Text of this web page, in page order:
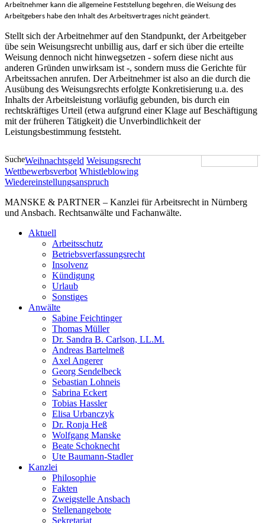
Arbeitnehmer kann die allgemeine Feststellung begehren, die Weisung des
Arbeitgebers habe den Inhalt des Arbeitsvertrages nicht geändert.
Stellt sich der Arbeitnehmer auf den Standpunkt, der Arbeitgeber
übe sein Weisungsrecht unbillig aus, darf er sich über die erteilte
Weisung dennoch nicht hinwegsetzen - sofern diese nicht aus
anderen Gründen unwirksam ist -, sondern muss die Gerichte für
Arbeitssachen anrufen. Der Arbeitnehmer ist also an die durch die
Ausübung des Weisungsrechts erfolgte Konkretisierung u.a. des
Inhalts der Arbeitsleistung vorläufig gebunden, bis durch ein
rechtskräftiges Urteil (etwa aufgrund einer Klage auf Beschäftigung
mit der früheren Tätigkeit) die Unverbindlichkeit der
Leistungsbestimmung feststeht.
SucheWeihnachtsgeld Weisungsrecht
Wettbewerbsverbot Whistleblowing
Wiedereinstellungsanspruch
MANSKE & PARTNER – Kanzlei für Arbeitsrecht in Nürnberg
und Ansbach. Rechtsanwälte und Fachanwälte.
Aktuell
Arbeitsschutz
Betriebsverfassungsrecht
Insolvenz
Kündigung
Urlaub
Sonstiges
Anwälte
Sabine Feichtinger
Thomas Müller
Dr. Sandra B. Carlson, LL.M.
Andreas Bartelmeß
Axel Angerer
Georg Sendelbeck
Sebastian Lohneis
Sabrina Eckert
Tobias Hassler
Elisa Urbanczyk
Dr. Ronja Heß
Wolfgang Manske
Beate Schoknecht
Ute Baumann-Stadler
Kanzlei
Philosophie
Fakten
Zweigstelle Ansbach
Stellenangebote
Sekretariat